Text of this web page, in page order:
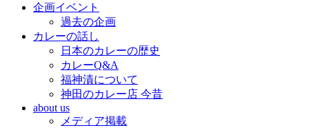
企画イベント
過去の企画
カレーの話し
日本のカレーの歴史
カレーQ&A
福神漬について
神田のカレー店 今昔
about us
メディア掲載